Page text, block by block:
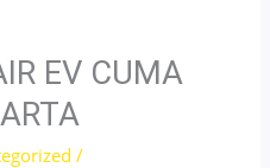
EV CUMA
/